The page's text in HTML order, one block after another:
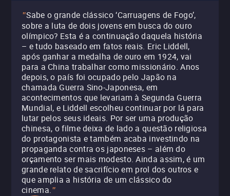
"Sabe o grande clássico ‘Carruagens de Fogo’,
sobre a luta de dois jovens em busca do ouro
olímpico? Esta é a continuação daquela história
– e tudo baseado em fatos reais. Eric Liddell,
após ganhar a medalha de ouro em 1924, vai
para a China trabalhar como missionário. Anos
depois, o país foi ocupado pelo Japão na
chamada Guerra Sino-Japonesa, em
acontecimentos que levariam à Segunda Guerra
Mundial, e Liddell escolheu continuar por lá para
lutar pelos seus ideais. Por ser uma produção
chinesa, o filme deixa de lado a questão religiosa
do protagonista e também acaba investindo na
propaganda contra os japoneses – além do
orçamento ser mais modesto. Ainda assim, é um
grande relato de sacrifício em prol dos outros e
que amplia a história de um clássico do
cinema."